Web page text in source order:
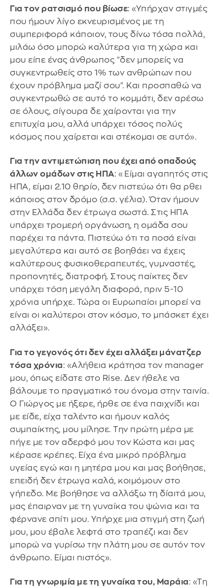
Για τον ρατσισμό που βίωσε: «Υπήρχαν στιγμές
που ήμουν λίγο εκνευρισμένος με τη
συμπεριφορά κάποιον, τους δίνω τόσα πολλά,
μιλάω όσο μπορώ καλύτερα για τη χώρα και
μου είπε ένας άνθρωπος "δεν μπορείς να
συγκεντρωθείς στο 1% των ανθρώπων που
έχουν πρόβλημα μαζί σου". Και προσπαθώ να
συγκεντρωθώ σε αυτό το κομμάτι, δεν αρέσω
σε όλους, σίγουρα δε χαίρονται για την
επιτυχία μου, αλλά υπάρχει τόσος πολύς
κόσμος που χαίρεται και στέκομαι σε αυτό».
Για την αντιμετώπιση που έχει από οπαδούς
άλλων ομάδων στις ΗΠΑ: «Είμαι αγαπητός στις
ΗΠΑ, είμαι 2.10 θηρίο, δεν πιστεύω ότι θα ρθει
κάποιος στον δρόμο (σ.σ. γέλια). Όταν ήμουν
στην Ελλάδα δεν έτρωγα σωστά. Στις ΗΠΑ
υπάρχει τρομερή οργάνωση, η ομάδα σου
παρέχει τα πάντα. Πιστεύω ότι τα ποσά είναι
μεγαλύτερα και αυτό σε βοηθάει να έχεις
καλύτερους φυσικοθεραπευτές, γυμναστές,
προπονητές, διατροφή. Στους παίκτες δεν
υπάρχει τόση μεγάλη διαφορά, πριν 5-10
χρόνια υπήρχε. Τώρα οι Ευρωπαίοι μπορεί να
είναι οι καλύτεροι στον κόσμο, το μπάσκετ έχει
αλλάξει».
Για το γεγονός ότι δεν έχει αλλάξει μάνατζερ
τόσα χρόνια: «Αλήθεια κράτησα τον manager
μου, όπως είδατε στο Rise. Δεν ήθελε να
βάλουμε το πραγματικό του όνομα στην ταινία.
Ο Γιώργος με ήξερε, ήρθε σε ένα παιχνίδι και
με είδε, είχα ταλέντο και ήμουν καλός
συμπαίκτης, μου μίλησε. Την πρώτη μέρα με
πήγε με τον αδερφό μου τον Κώστα και μας
κέρασε κρέπες. Είχα ένα μικρό πρόβλημα
υγείας εγώ και η μητέρα μου και μας βοήθησε,
επειδή δεν έτρωγα καλά, κοιμόμουν στο
γήπεδο. Με βοήθησε να αλλάξω τη δίαιτά μου,
μας έπαιρναν με τη γυναίκα του ψώνια και τα
φέρνανε σπίτι μου. Υπήρχε μια στιγμή στη ζωή
μου, μου έβαλε λεφτά στο τραπέζι και δεν
μπορώ να γυρίσω την πλάτη μου σε αυτόν τον
άνθρωπο. Είμαι πιστός».
Για τη γνωριμία με τη γυναίκα του, Μαράια: «Τη